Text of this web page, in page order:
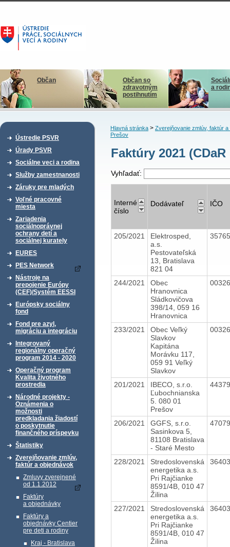
Občan
Občan so
zdravotným
postihnutím
a
Ústredie PSVR
Úrady PSVR
Sociálne veci a rodina
Služby zamestnanosti
Záruky pre mladých
Voľné pracovné
miesta
Zariadenia
sociálnoprávnej
ochrany detí a
sociálnej kurately
EURES
PES Network
Nástroje na
prepojenie Európy
(CEF)/Systém EESSI
Európsky sociálny
fond
Fond pre azyl,
migráciu a integráciu
Integrovaný
regionálny operačný
program 2014 - 2020
Operačný program
Kvalita životného
prostredia
Národné projekty -
Oznámenia o
možnosti
predkladania žiadostí
o poskytnutie
finančného príspevku
Štatistiky
Zverejňovanie zmlúv,
faktúr a objednávok
Zmluvy zverejnené
od 1.1.2012
Faktúry
a objednávky
Faktúry a
objednávky Centier
pre deti a rodiny
Kraj - Bratislava
Hlavná stránka> Zverejňovanie zmlúv, faktúr a
Prešov
Faktúry 2021
Vyhľadať:
Interné
číslo
Dodávateľ IČO
205/2021
Elektrosped,
a.s.
Pestovateľská
13, Bratislava
821 04
244/2021
Obec
Hranovnica
Sládkovičova
398/14, 059 16
Hranovnica
233/2021
Obec Veľký
Slavkov
Kapitána
Morávku 117,
059 91 Veľký
Slavkov
201/2021
IBECO, s.r.o.
Ľubochnianska
5. 080 01
Prešov
206/2021
GGFS, s.r.o.
Sasinkova 5,
81108 Bratislava
- Staré Mesto
228/2021
Stredoslovenská
energetika a.s.
Pri Rajčianke
8591/4B, 010 47
Žilina
227/2021
Stredoslovenská
energetika a.s.
Pri Rajčianke
8591/4B, 010 47
Žilina